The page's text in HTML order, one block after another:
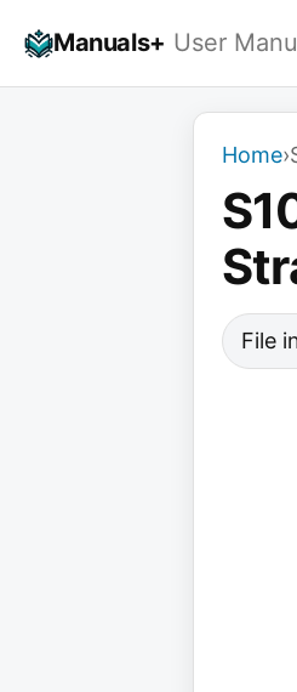
Manuals+ User
Home›
File